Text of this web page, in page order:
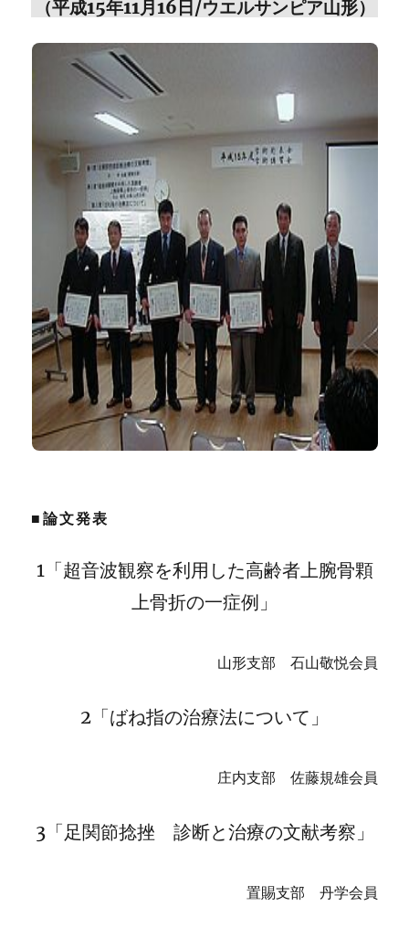
（平成15年11月16日/ウエルサンピア山形）
■論文発表
1「超音波観察を利用した高齢者上腕骨顆
上骨折の一症例」
山形支部 石山敬悦会員
2「ばね指の治療法について」
庄内支部 佐藤規雄会員
3「足関節捻挫 診断と治療の文献考察」
置賜支部 丹学会員